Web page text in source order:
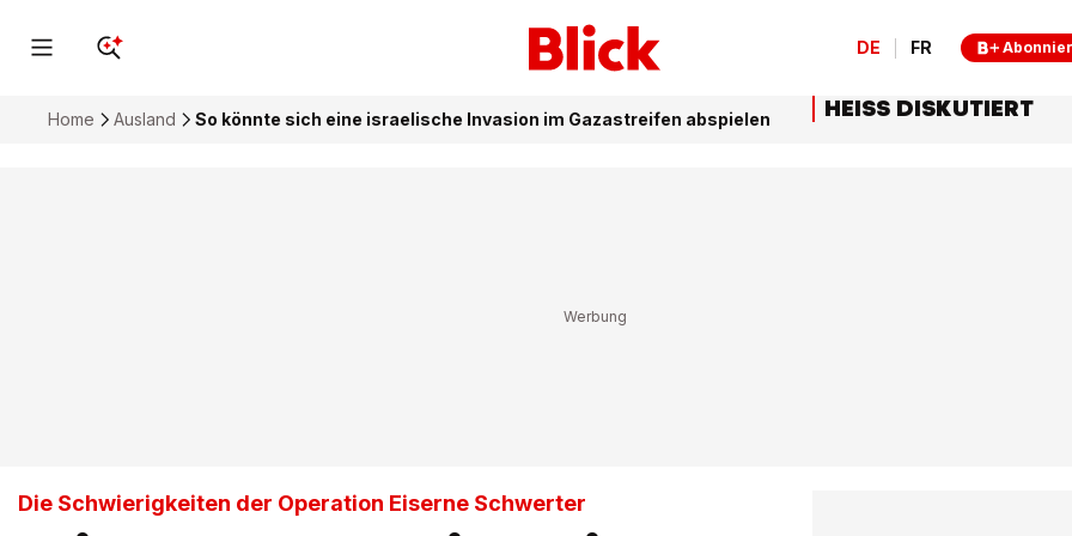
DE FR
Home Ausland So könnte sich eine israelische Invasion im Gazastreifen abspielen
Die Schwierigkeiten der Operation Eiserne Schwerter
HEISS DISKUTIERT